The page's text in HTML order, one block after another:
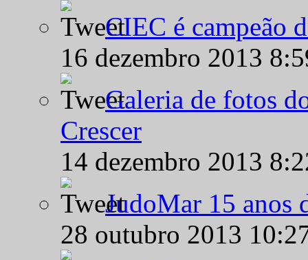
CIEC é campeão
16 dezembro 2013
Galeria de fotos
Crescer
14 dezembro 2013
JudoMar 15 anos
28 outubro 2013